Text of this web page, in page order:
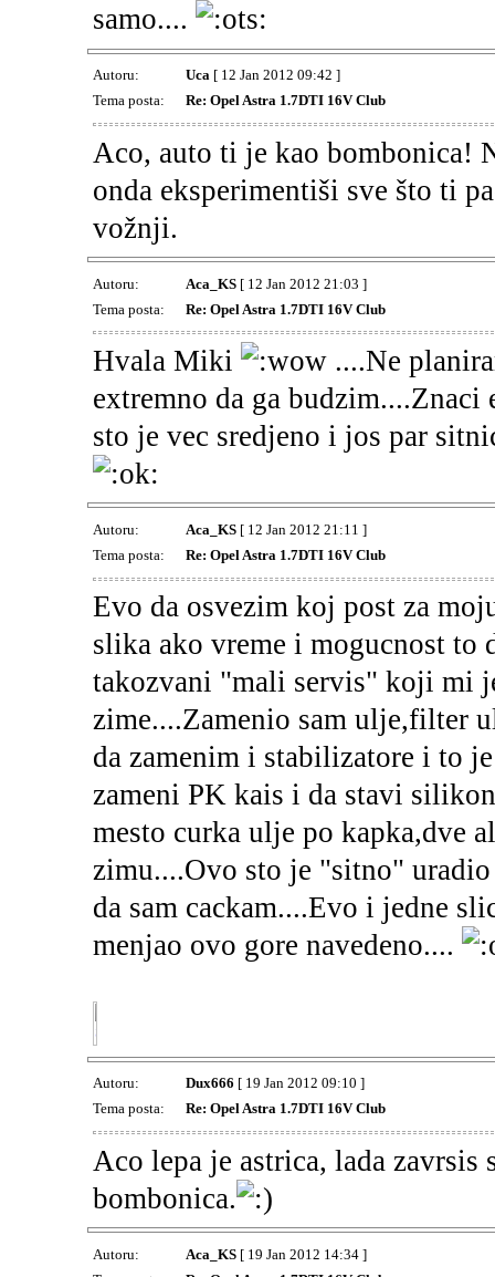
samo....
Autoru: Uca[ 12 Jan 2012 09:42 ]
Tema posta:
Re: Opel Astra 1.7DTI 16V Club
Aco, auto ti je kao bombonica!
onda eksperimentiši sve što ti
vožnji.
Autoru: Aca_KS[ 12 Jan 2012 21:03 ]
Tema posta:
Re: Opel Astra 1.7DTI 16V Club
Hvala Miki
....Ne
extremno da ga
sto je vec sredjeno i jos par
Autoru: Aca_KS[ 12 Jan 2012 21:11 ]
Tema posta:
Re: Opel Astra 1.7DTI 16V Club
Evo da osvezim koj post za
slika ako vreme i mogucnost to
takozvani "mali servis" koji mi
zime....Zamenio sam ulje,filter
da zamenim i stabilizatore i to
zameni PK kais i da stavi
mesto curka ulje po kapka,dve
zimu....Ovo sto je "sitno"
da sam cackam....Evo i jedne
menjao ovo gore navedeno....
Autoru: Dux666 [ 19 Jan 2012 09:10 ]
Tema posta:
Re: Opel Astra 1.7DTI 16V Club
Aco lepa je astrica, lada zavrsis
bombonica.
Autoru: Aca_KS[ 19 Jan 2012 14:34 ]